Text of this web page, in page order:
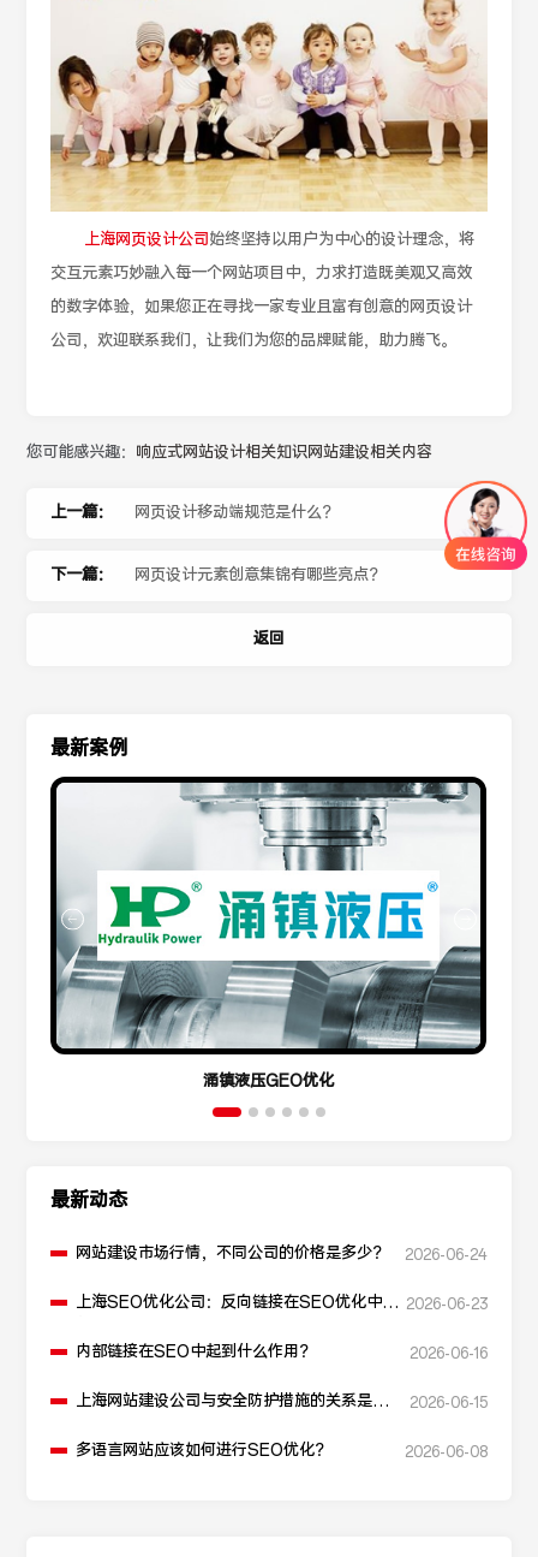
上海网页设计公司始终坚持以用户为中心的设计理念，将
交互元素巧妙融入每一个网站项目中，力求打造既美观又高效
的数字体验，如果您正在寻找一家专业且富有创意的网页设计
公司，欢迎联系我们，让我们为您的品牌赋能，助力腾飞。
您可能感兴趣： 响应式网站设计相关知识网站建设相关内容
上一篇： 网页设计移动端规范是什么？
下一篇： 网页设计元素创意集锦有哪些亮点？
返回
最新案例
涌镇液压GEO优化
最新动态
网站建设市场行情，不同公司的价格是多少？ 2026-06-24
上海SEO优化公司：反向链接在SEO优化中起 2026-06-23
内部链接在SEO中起到什么作用？ 2026-06-16
上海网站建设公司与安全防护措施的关系是什
2026-06-15
多语言网站应该如何进行SEO优化？ 2026-06-08